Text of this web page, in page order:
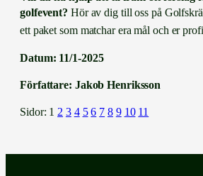
golfevent? Hör av dig till oss på
ett paket som matchar era mål och er
Datum: 11/1-2025
Författare: Jakob Henriksson
Sidor: 1 2 3 4 5 6 7 8 9 10 11